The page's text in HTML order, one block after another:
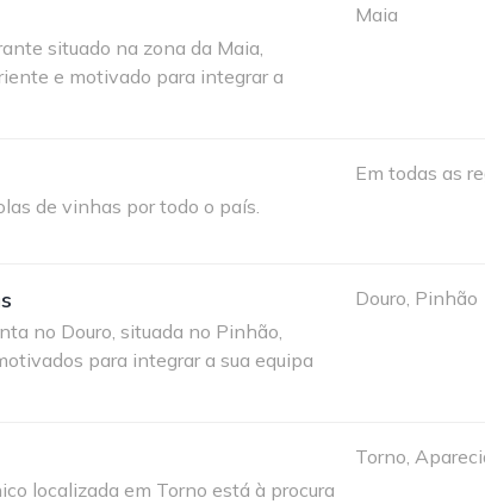
situado na zona da Maia,
e motivado para integrar a
Maia
de vinhas por todo o país.
Em todas as
no Douro, situada no Pinhão,
para integrar a sua equipa
Douro, Pinhão
localizada em Torno está à procura
Torno,